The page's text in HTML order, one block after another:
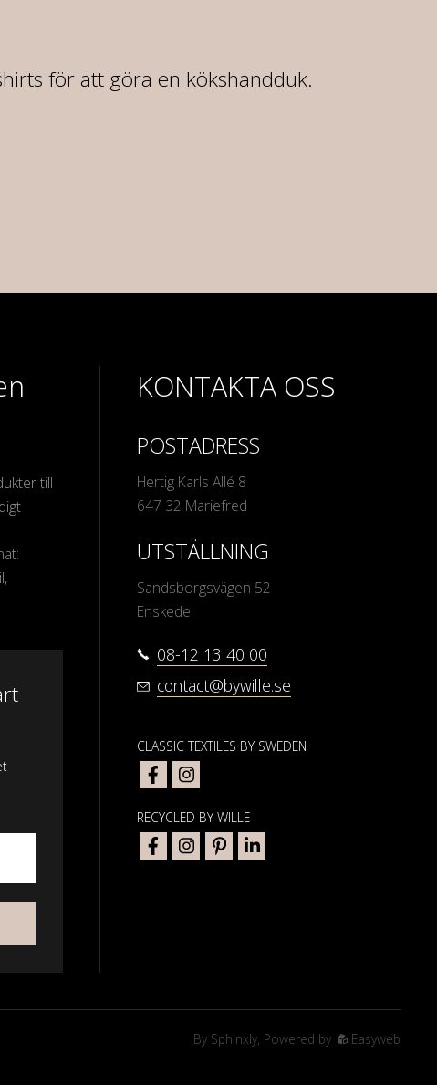
för att göra en kökshandduk.
till
KONTAKTA OSS
POSTADRESS
Hertig Karls Allé 8
647 32 Mariefred
UTSTÄLLNING
Sandsborgsvägen 52
Enskede
08-12 13 40 00
contact@bywille.se
CLASSIC TEXTILES BY SWEDEN
RECYCLED BY WILLE
By Sphinxly, Powered by Easyweb